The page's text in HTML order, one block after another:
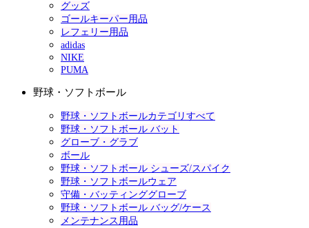
グッズ
ゴールキーパー用品
レフェリー用品
adidas
NIKE
PUMA
野球・ソフトボール
野球・ソフトボールカテゴリすべて
野球・ソフトボール バット
グローブ・グラブ
ボール
野球・ソフトボール シューズ/スパイク
野球・ソフトボールウェア
守備・バッティンググローブ
野球・ソフトボール バッグ/ケース
メンテナンス用品